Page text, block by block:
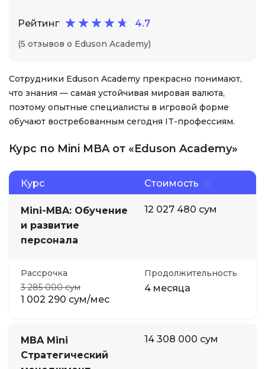
Рейтинг 4.7
(5 отзывов о Eduson Academy)
Сотрудники Eduson Academy прекрасно понимают,
что знания — самая устойчивая мировая валюта,
поэтому опытные специалисты в игровой форме
обучают востребованным сегодня IT-профессиям.
Курс по Mini MBA от «Eduson Academy»
Курс Стоимость
Mini-MBA: Обучение
и развитие
персонала
12 027 480 сум
Рассрочка
3 285 000 сум
1 002 290 сум/мес
Продолжительность
4 месяца
MBA Mini
Стратегический
14 308 000 сум